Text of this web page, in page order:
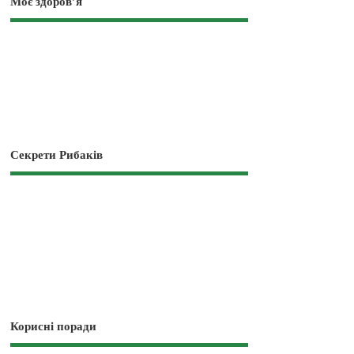
Секрети Рибаків
Корисні поради